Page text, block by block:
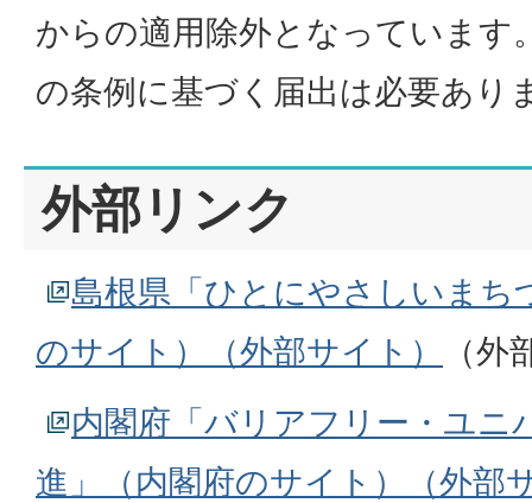
からの適用除外となっています
の条例に基づく届出は必要あり
外部リンク
島根県「ひとにやさしいまち
のサイト）（外部サイト）
（
内閣府「バリアフリー・ユニ
進」（内閣府のサイト）（外部